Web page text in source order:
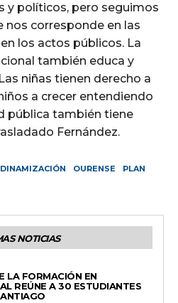
y políticos, pero seguimos
nos corresponde en las
los actos públicos. La
también educa y
niñas tienen derecho a
a crecer entendiendo
pública también tiene
Fernández.
DINAMIZACIÓN OURENSE
PLAN
NOTICIAS
LA FORMACIÓN EN
REÚNE A 30 ESTUDIANTES